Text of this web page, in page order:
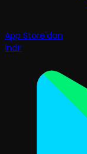
App Store'dan
İndir